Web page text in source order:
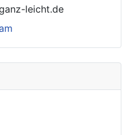
leicht.de